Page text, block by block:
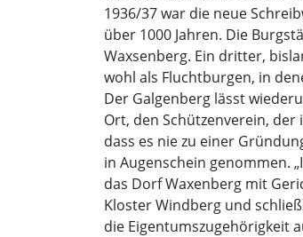
1936/37 war die neue
über 1000 Jahren. Die
Waxsenberg. Ein dritter,
wohl als Fluchtburgen, in
Der Galgenberg lässt
Ort, den Schützenverein,
dass es nie zu einer
in Augenschein genommen.
das Dorf Waxenberg mit
Kloster Windberg und
die Eigentumszugehörigkeit